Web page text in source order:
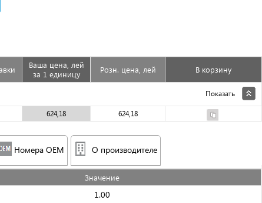
Ваша цена, лей
за 1 единицу
Розн. цена, лей В корзину
Показать
624,18 624,18
Номера OEM О производителе
Значениe
1.00